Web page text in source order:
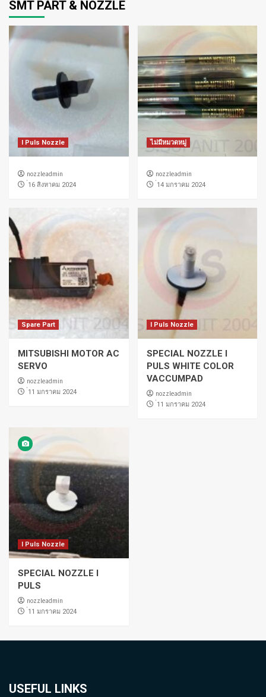
SMT PART & NOZZLE
I Puls Nozzle
nozzleadmin
่16 สิงหาคม 2024
ไม่มีหมวดหมู่
nozzleadmin
่14 มกราคม 2024
Spare Part
MITSUBISHI MOTOR AC
SERVO
nozzleadmin
่11 มกราคม 2024
I Puls Nozzle
SPECIAL NOZZLE I
PULS WHITE COLOR
VACCUMPAD
nozzleadmin
่11 มกราคม 2024
I Puls Nozzle
SPECIAL NOZZLE I
PULS
nozzleadmin
่11 มกราคม 2024
USEFUL LINKS